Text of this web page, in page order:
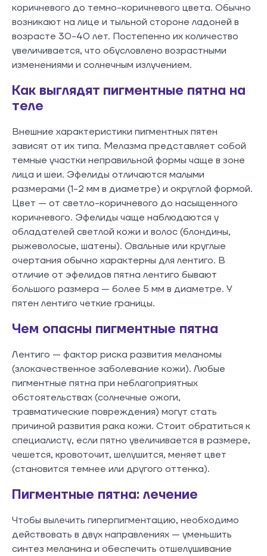
коричневого до темно-коричневого цвета. Обычно
возникают на лице и тыльной стороне ладоней в
возрасте 30-40 лет. Постепенно их количество
увеличивается, что обусловлено возрастными
изменениями и солнечным излучением.
Как выглядят пигментные пятна на
теле
Внешние характеристики пигментных пятен
зависят от их типа. Мелазма представляет собой
темные участки неправильной формы чаще в зоне
лица и шеи. Эфелиды отличаются малыми
размерами (1-2 мм в диаметре) и округлой формой.
Цвет — от светло-коричневого до насыщенного
коричневого. Эфелиды чаще наблюдаются у
обладателей светлой кожи и волос (блондины,
рыжеволосые, шатены). Овальные или круглые
очертания обычно характерны для лентиго. В
отличие от эфелидов пятна лентиго бывают
большого размера — более 5 мм в диаметре. У
пятен лентиго четкие границы.
Чем опасны пигментные пятна
Лентиго — фактор риска развития меланомы
(злокачественное заболевание кожи). Любые
пигментные пятна при неблагоприятных
обстоятельствах (солнечные ожоги,
травматические повреждения) могут стать
причиной развития рака кожи. Стоит обратиться к
специалисту, если пятно увеличивается в размере,
чешется, кровоточит, шелушится, меняет цвет
(становится темнее или другого оттенка).
Пигментные пятна: лечение
Чтобы вылечить гиперпигментацию, необходимо
действовать в двух направлениях — уменьшить
синтез меланина и обеспечить отшелушивание